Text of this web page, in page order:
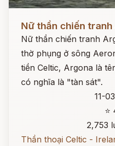
Nữ thần chiến
Nữ thần chiến tranh
thờ phụng ở sông
tiền Celtic, Argona là
có nghĩa là "tàn sát".
11-
⭐
2,753
Thần thoại Celtic -